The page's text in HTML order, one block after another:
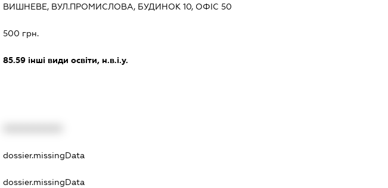
ВИШНЕВЕ, ВУЛ.ПРОМИСЛОВА, БУДИНОК 10, ОФІС 50
500 грн.
85.59інші види освіти, н.в.і.у.
dossier.missingData
dossier.missingData